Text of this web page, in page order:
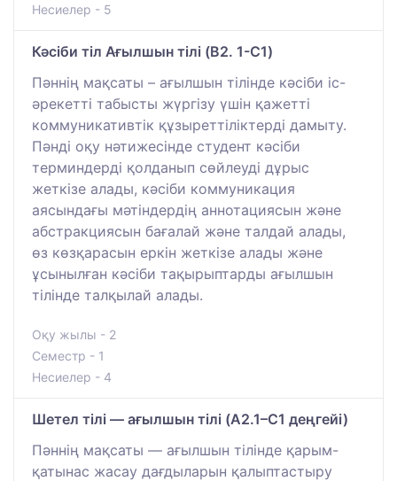
Несиелер - 5
Кәсіби тіл Ағылшын тілі (B2. 1-C1)
Пәннің мақсаты – ағылшын тілінде кәсіби іс-
әрекетті табысты жүргізу үшін қажетті
коммуникативтік құзыреттіліктерді дамыту.
Пәнді оқу нәтижесінде студент кәсіби
терминдерді қолданып сөйлеуді дұрыс
жеткізе алады, кәсіби коммуникация
аясындағы мәтіндердің аннотациясын және
абстракциясын бағалай және талдай алады,
өз көзқарасын еркін жеткізе алады және
ұсынылған кәсіби тақырыптарды ағылшын
тілінде талқылай алады.
Оқу жылы - 2
Семестр - 1
Несиелер - 4
Шетел тілі — ағылшын тілі (A2.1–C1 деңгейі)
Пәннің мақсаты — ағылшын тілінде қарым-
қатынас жасау дағдыларын қалыптастыру